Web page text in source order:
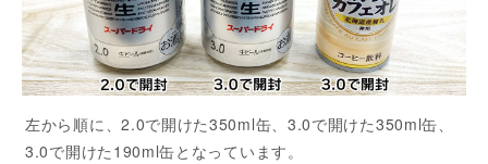
左から順に、2.0で開けた350ml缶、3.0で開けた350ml缶、
3.0で開けた190ml缶となっています。